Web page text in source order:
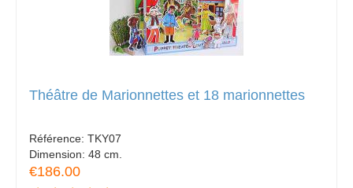
Théâtre de Marionnettes et 18 marionnettes
Référence: TKY07
Dimension: 48 cm.
€186.00